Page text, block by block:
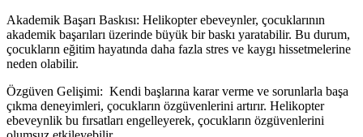
Akademik Başarı Baskısı: Helikopter ebeveynler, çocuklarının
akademik başarıları üzerinde büyük bir baskı yaratabilir. Bu durum,
çocukların eğitim hayatında daha fazla stres ve kaygı hissetmelerine
neden olabilir.
Özgüven Gelişimi: Kendi başlarına karar verme ve sorunlarla başa
çıkma deneyimleri, çocukların özgüvenlerini artırır. Helikopter
ebeveynlik bu fırsatları engelleyerek, çocukların özgüvenlerini